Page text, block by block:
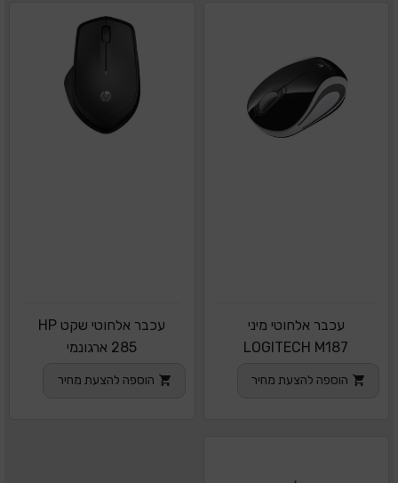
עכבר אלחוטי מיני
LOGITECH M187
הוספה להצעת מחיר
עכבר אלחוטי שקט HP
285 ארגונמי
הוספה להצעת מחיר